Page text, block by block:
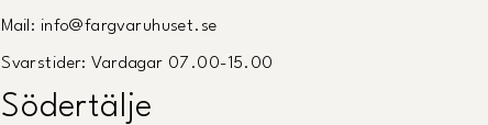
Mail: info@fargvaruhuset.se
Svarstider: Vardagar 07.00-15.00
Södertälje